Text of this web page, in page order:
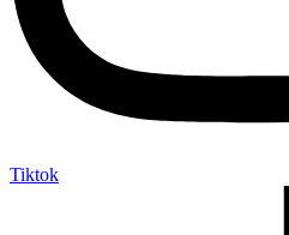
Tiktok